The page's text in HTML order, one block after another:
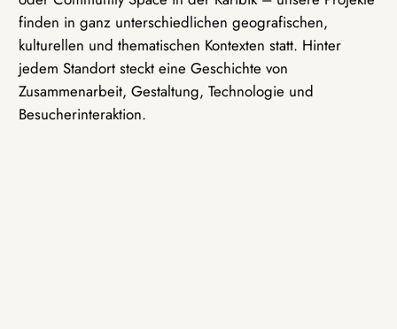
finden in ganz unterschiedlichen geografischen,
kulturellen und thematischen Kontexten statt. Hinter
jedem Standort steckt eine Geschichte von
Zusammenarbeit, Gestaltung, Technologie und
Besucherinteraktion.